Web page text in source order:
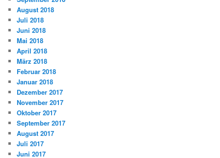
August 2018
Juli 2018
Juni 2018
Mai 2018
April 2018
März 2018
Februar 2018
Januar 2018
Dezember 2017
November 2017
Oktober 2017
September 2017
August 2017
Juli 2017
Juni 2017